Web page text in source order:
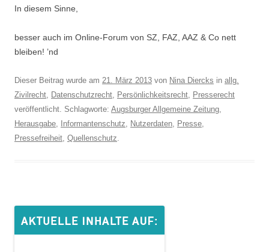
In diesem Sinne,
besser auch im Online-Forum von SZ, FAZ, AAZ & Co nett
bleiben! ’nd
Dieser Beitrag wurde am 21. März 2013 von Nina Diercks in allg.
Zivilrecht, Datenschutzrecht, Persönlichkeitsrecht, Presserecht
veröffentlicht. Schlagworte: Augsburger Allgemeine Zeitung,
Herausgabe, Informantenschutz, Nutzerdaten, Presse,
Pressefreiheit, Quellenschutz.